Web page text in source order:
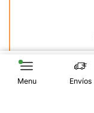
Menu Envíos